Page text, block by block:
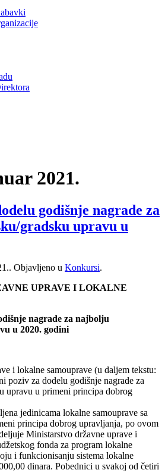
2021.
godišnje nagrade za
gradsku upravu u
. Objavljeno u Konkursi.
UPRAVE I LOKALNE
nagrade za najbolju
u 2020. godini
i lokalne samouprave (u daljem tekstu:
poziv za dodelu godišnje nagrade za
upravu u primeni principa dobrog
jedinicama lokalne samouprave sa
principa dobrog upravljanja, po ovom
Ministarstvo državne uprave i
fonda za program lokalne
i funkcionisanju sistema lokalne
dinara. Pobednici u svakoj od četiri